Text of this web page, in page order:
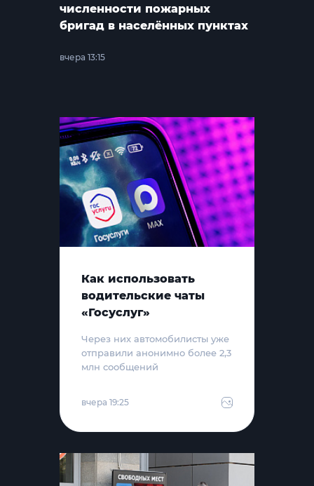
численности пожарных
бригад в населённых пунктах
вчера 13:15
Как использовать
водительские чаты
«Госуслуг»
Через них автомобилисты уже
отправили анонимно более 2,3
млн сообщений
вчера 19:25